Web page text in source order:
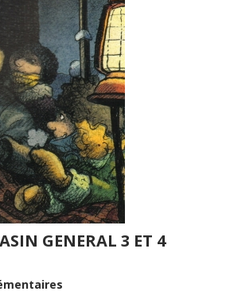
GENERAL 3 ET 4